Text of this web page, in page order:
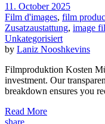
11. October 2025
Film d'images, film
Zusatzaustattung, image
Unkategorisiert
by Laniz Nooshkevins
Filmproduktion Kosten
investment. Our
breakdown ensures you
Read More